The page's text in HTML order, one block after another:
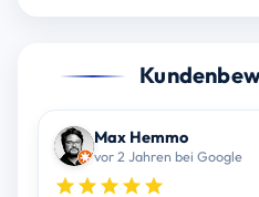
Max Hemmo
vor 2 Jahren bei Google